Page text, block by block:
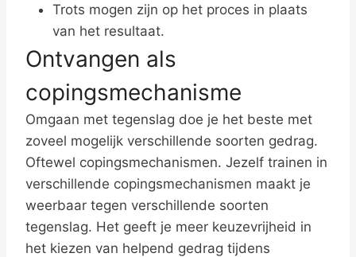
Trots mogen zijn op het proces in plaats
van het resultaat.
Ontvangen als
copingsmechanisme
Omgaan met tegenslag doe je het beste met
zoveel mogelijk verschillende soorten gedrag.
Oftewel copingsmechanismen. Jezelf trainen in
verschillende copingsmechanismen maakt je
weerbaar tegen verschillende soorten
tegenslag. Het geeft je meer keuzevrijheid in
het kiezen van helpend gedrag tijdens